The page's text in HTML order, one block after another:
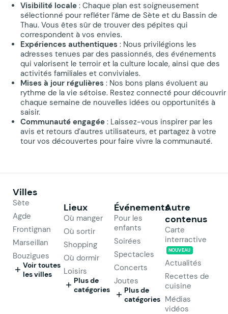
Visibilité locale : Chaque plan est soigneusement
sélectionné pour refléter l’âme de Sète et du Bassin de
Thau. Vous êtes sûr de trouver des pépites qui
correspondent à vos envies.
Expériences authentiques : Nous privilégions les
adresses tenues par des passionnés, des événements
qui valorisent le terroir et la culture locale, ainsi que des
activités familiales et conviviales.
Mises à jour régulières : Nos bons plans évoluent au
rythme de la vie sétoise. Restez connecté pour découvrir
chaque semaine de nouvelles idées ou opportunités à
saisir.
Communauté engagée : Laissez-vous inspirer par les
avis et retours d’autres utilisateurs, et partagez à votre
tour vos découvertes pour faire vivre la communauté.
Villes
Sète
Agde
Frontignan
Marseillan
Bouzigues
Voir toutes
les villes
Lieux
Où manger
Où sortir
Shopping
Où dormir
Loisirs
Plus de
catégories
Événements
Pour les
enfants
Soirées
Spectacles
Concerts
Joutes
Plus de
catégories
Autre
contenus
Carte
interractive
NOUVEAU
Actualités
Recettes de
cuisine
Médias
vidéos